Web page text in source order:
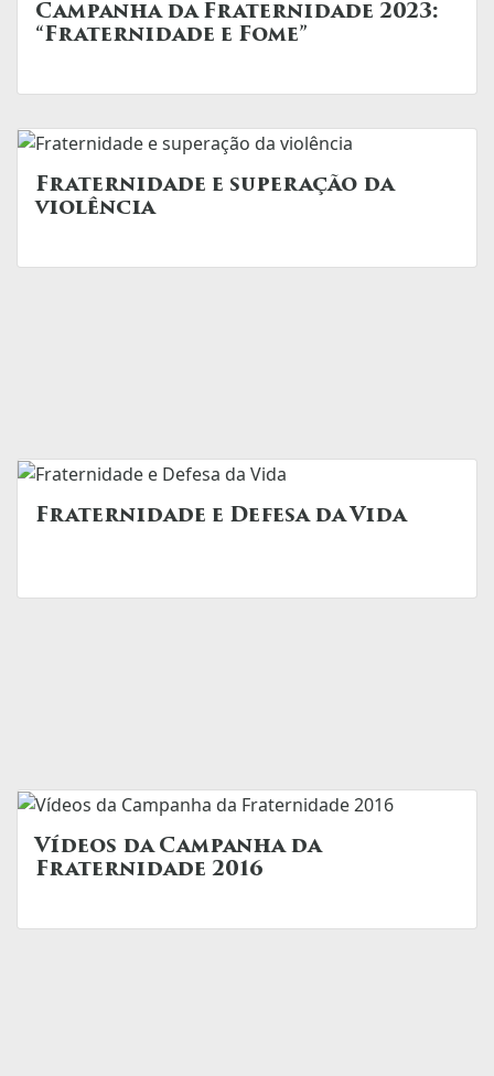
Campanha da Fraternidade 2023:
“Fraternidade e Fome”
Fraternidade e superação da
violência
Fraternidade e Defesa da Vida
Vídeos da Campanha da
Fraternidade 2016